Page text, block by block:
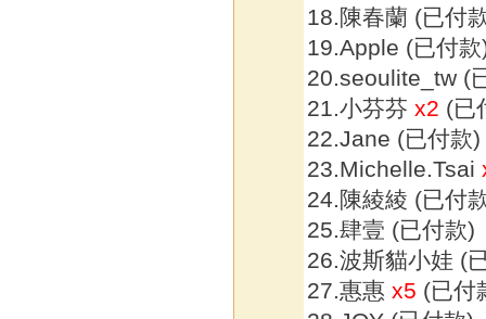
18.陳春蘭 (已付
19.Apple (已付
20.seoulite_tw (
21.小芬芬x2 (已
22.Jane (已付款)
23.Michelle.Tsai
24.陳綾綾 (已付
25.肆壹 (已付款)
26.波斯貓小娃 (
27.惠惠x5 (已付